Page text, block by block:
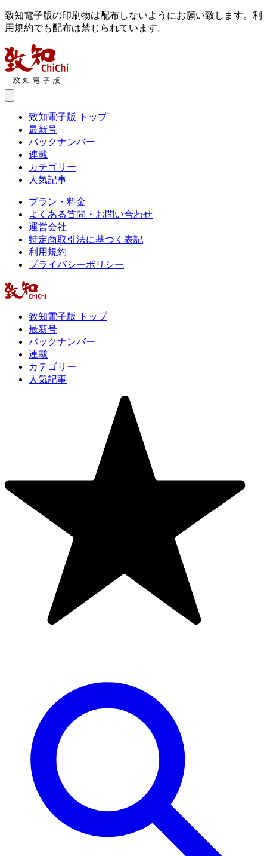
致知電子版の印刷物は配布しないようにお願い致します。利
用規約でも配布は禁じられています。
致知電子版 トップ
最新号
バックナンバー
連載
カテゴリー
人気記事
プラン・料金
よくある質問・お問い合わせ
運営会社
特定商取引法に基づく表記
利用規約
プライバシーポリシー
致知電子版 トップ
最新号
バックナンバー
連載
カテゴリー
人気記事